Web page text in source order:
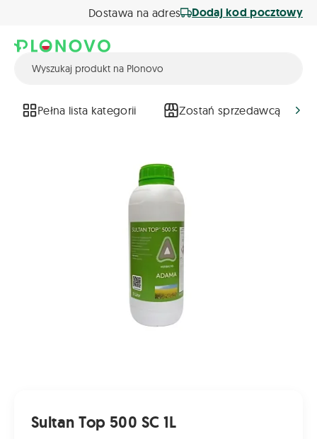
Dostawa na adres Dodaj kod pocztowy
Pełna lista kategorii Zostań sprzedawcą
Sultan Top 500 SC 1L